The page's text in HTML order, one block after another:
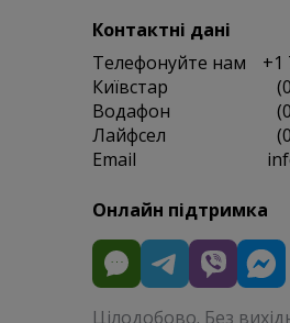
Контактні дані
Телефонуйте нам
+1
Київстар
Водафон
Лайфсел
Email
Онлайн підтримка
Цілодобово. Без